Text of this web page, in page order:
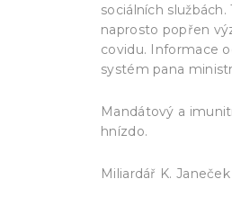
sociálních
naprosto popřen
covidu. Informace
systém pana
Mandátový a
hnízdo.
Miliardář K.